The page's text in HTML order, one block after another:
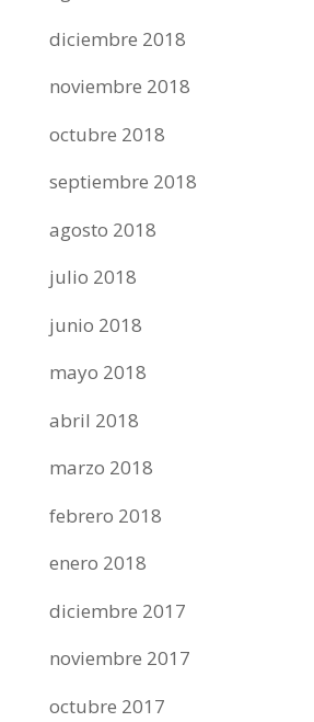
diciembre 2018
noviembre 2018
octubre 2018
septiembre 2018
agosto 2018
julio 2018
junio 2018
mayo 2018
abril 2018
marzo 2018
febrero 2018
enero 2018
diciembre 2017
noviembre 2017
octubre 2017